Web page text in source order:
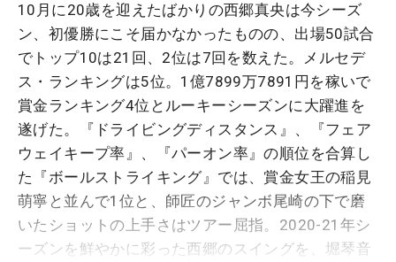
10月に20歳を迎えたばかりの西郷真央は今シーズ
ン、初優勝にこそ届かなかったものの、出場50試合
でトップ10は21回、2位は7回を数えた。メルセデ
ス・ランキングは5位。1億7899万7891円を稼いで
賞金ランキング4位とルーキーシーズンに大躍進を
遂げた。『ドライビングディスタンス』、『フェア
ウェイキープ率』、『パーオン率』の順位を合算し
た『ボールストライキング』では、賞金女王の稲見
萌寧と並んで1位と、師匠のジャンボ尾崎の下で磨
いたショットの上手さはツアー屈指。2020-21年シ
ーズンを鮮やかに彩った西郷のスイングを、堀琴音